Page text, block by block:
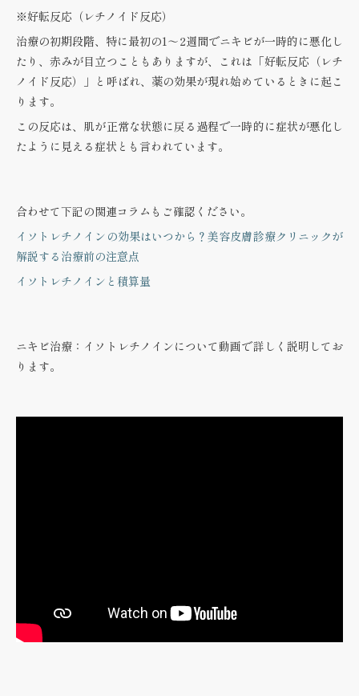
※好転反応（レチノイド反応）
治療の初期段階、特に最初の1～2週間でニキビが一時的に悪化し
たり、赤みが目立つこともありますが、これは「好転反応（レチ
ノイド反応）」と呼ばれ、薬の効果が現れ始めているときに起こ
ります。
この反応は、肌が正常な状態に戻る過程で一時的に症状が悪化し
たように見える症状とも言われています。
合わせて下記の関連コラムもご確認ください。
イソトレチノインの効果はいつから？美容皮膚診療クリニックが
解説する治療前の注意点
イソトレチノインと積算量
ニキビ治療：イソトレチノインについて動画で詳しく説明してお
ります。